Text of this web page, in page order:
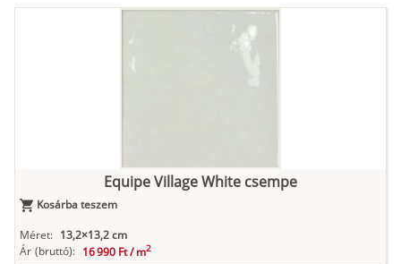
Equipe Village White csempe
Kosárba teszem
Méret: 13,2×13,2 cm
Ár (bruttó): 16 990 Ft /m2